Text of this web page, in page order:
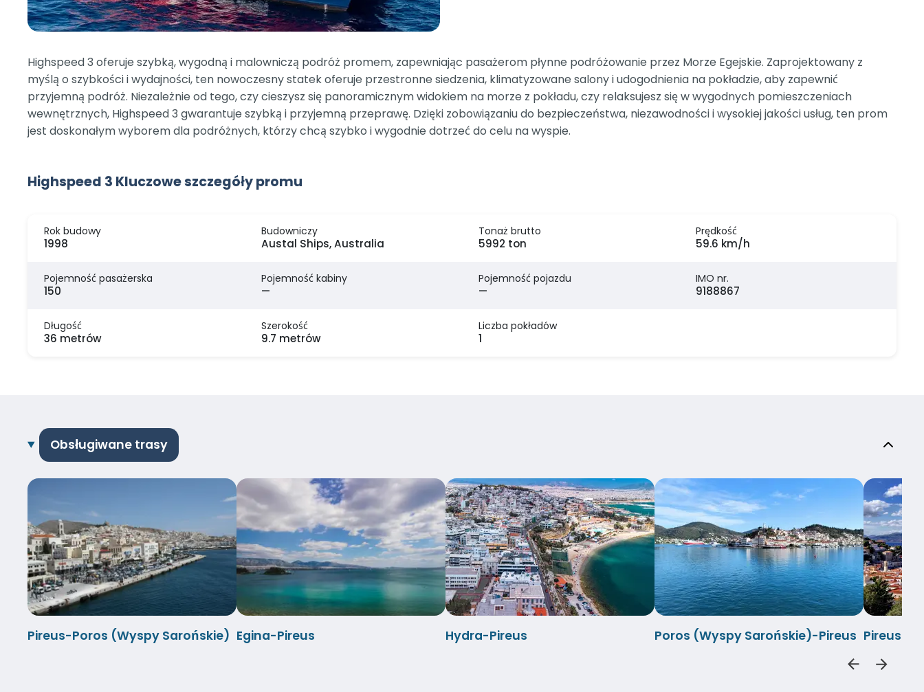
Highspeed 3 oferuje szybką, wygodną i malowniczą podróż promem, zapewniając pasażerom płynne podróżowanie przez Morze Egejskie. Zaprojektowany z
myślą o szybkości i wydajności, ten nowoczesny statek oferuje przestronne siedzenia, klimatyzowane salony i udogodnienia na pokładzie, aby zapewnić
przyjemną podróż. Niezależnie od tego, czy cieszysz się panoramicznym widokiem na morze z pokładu, czy relaksujesz się w wygodnych pomieszczeniach
wewnętrznych, Highspeed 3 gwarantuje szybką i przyjemną przeprawę. Dzięki zobowiązaniu do bezpieczeństwa, niezawodności i wysokiej jakości usług, ten prom
jest doskonałym wyborem dla podróżnych, którzy chcą szybko i wygodnie dotrzeć do celu na wyspie.
Highspeed 3 Kluczowe szczegóły promu
Rok budowy
1998
Budowniczy
Austal Ships, Australia
Tonaż brutto
5992 ton
Prędkość
59.6 km/h
Pojemność pasażerska
150
Pojemność kabiny
—
Pojemność pojazdu
—
IMO nr.
9188867
Długość
36 metrów
Szerokość
9.7 metrów
Liczba pokładów
1
Obsługiwane trasy
Pireus-Poros (Wyspy Sarońskie) Egina-Pireus Hydra-Pireus Poros (Wyspy Sarońskie)-Pireus Pireus-